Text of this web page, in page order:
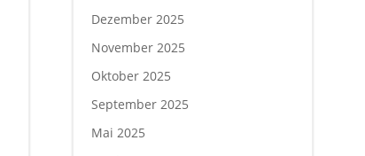
Dezember 2025
November 2025
Oktober 2025
September 2025
Mai 2025